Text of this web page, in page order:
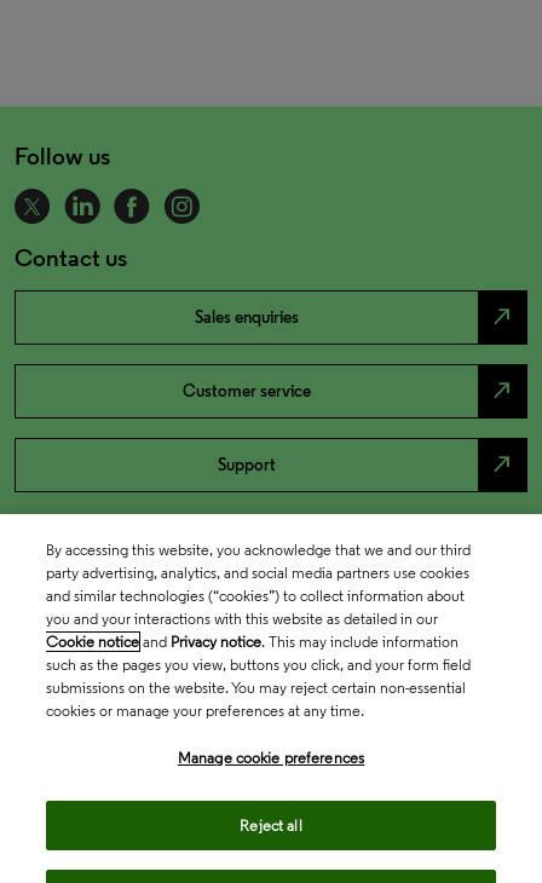
Follow us
Contact us
Sales enquiries north_east
Customer service north_east
Support north_east
By accessing this website, you acknowledge that we and our third
party advertising, analytics, and social media partners use cookies
and similar technologies (“cookies”) to collect information about
you and your interactions with this website as detailed in our
Cookie notice and Privacy notice. This may include information
such as the pages you view, buttons you click, and your form field
submissions on the website. You may reject certain non-essential
cookies or manage your preferences at any time.
Manage cookie preferences
Reject all